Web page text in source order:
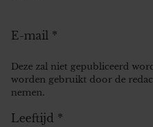
E-mail *
Deze zal niet gepubliceerd
worden gebruikt door de
nemen.
Leeftijd *